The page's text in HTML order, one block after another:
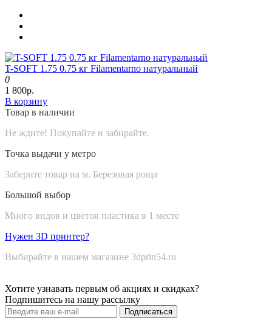
T-SOFT 1.75 0.75 кг Filamentarno натуральный
0
1 800р.
В корзину
Товар в наличии
Не ждите! Покупайте и забирайте.
Точка выдачи у метро
Заберите товар на м. Березовая роща
Большой выбор
Много видов и цветов пластика в 1 месте
Нужен 3D принтер?
Выбирайте в нашем магазине 3dprin54.ru
Хотите узнавать первым об акциях и скидках?
Подпишитесь на нашу рассылку
Подписаться